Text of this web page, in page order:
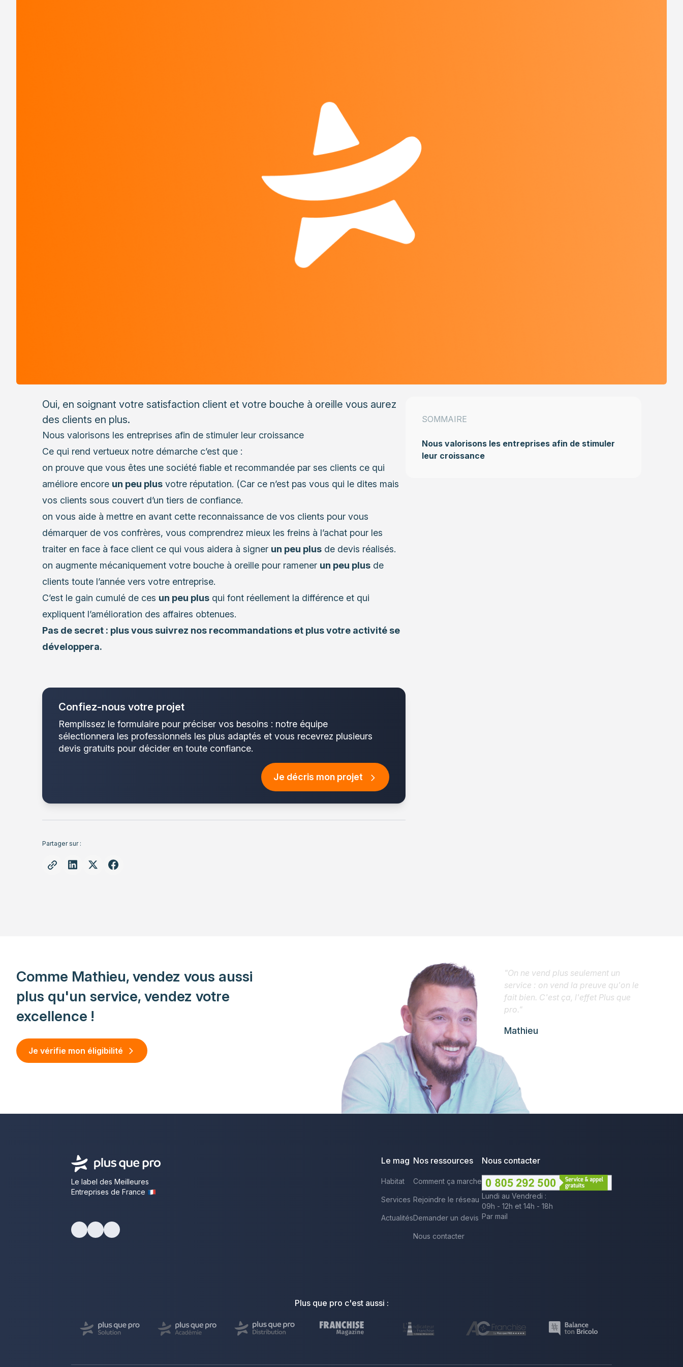
Oui, en soignant votre satisfaction client et votre bouche à oreille vous aurez
des clients en plus.
Nous valorisons les entreprises afin de stimuler leur croissance
Ce qui rend vertueux notre démarche c’est que :
on prouve que vous êtes une société fiable et recommandée par ses clients ce qui
améliore encore un peu plusvotre réputation. (Car ce n’est pas vous qui le dites mais
vos clients sous couvert d’un tiers de confiance.
on vous aide à mettre en avant cette reconnaissance de vos clients pour vous
démarquer de vos confrères, vous comprendrez mieux les freins à l’achat pour les
traiter en face à face client ce qui vous aidera à signer un peu plusde devis réalisés.
on augmente mécaniquement votre bouche à oreille pour ramener un peu plusde
clients toute l’année vers votre entreprise.
C’est le gain cumulé de ces un peu plusqui font réellement la différence et qui
expliquent l’amélioration des affaires obtenues.
Pas de secret : plus vous suivrez nos recommandations et plus votre activité se
développera.
Confiez-nous votre projet
Remplissez le formulaire pour préciser vos besoins : notre équipe
sélectionnera les professionnels les plus adaptés et vous recevrez plusieurs
devis gratuits pour décider en toute confiance.
Je décris mon projet
Partager sur :
SOMMAIRE
Nous valorisons les entreprises afin de stimuler
leur croissance
Comme Mathieu, vendez vous aussi
plus qu'un service, vendez votre
excellence !
Je vérifie mon éligibilité
"On ne vend plus seulement un
service : on vend la preuve qu'on le
fait bien. C'est ça, l'effet Plus que
pro."
Mathieu
Le label des Meilleures
Entreprises de France
Le mag
Habitat
Services
Actualités
Nos ressources
Comment ça marche
Rejoindre le réseau
Demander un devis
Nous contacter
Nous contacter
Lundi au Vendredi :
09h - 12h et 14h - 18h
Par mail
Plus que pro c'est aussi :